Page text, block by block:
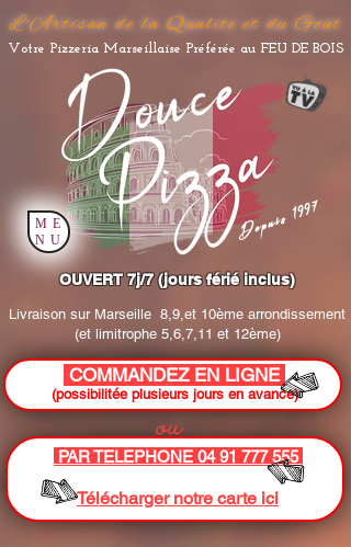
Votre Pizzeria Marseillaise Préférée au FEU DE BOIS
COMMANDEZ EN LIGNE
(possibilitée plusieurs jours en avance)
L'Artisan de la Qualité et du Goût
Depuis 1997
ou
Livraison sur Marseille 8,9,et 10ème arrondissement
(et limitrophe 5,6,7,11 et 12ème)
OUVERT 7j/7 (jours férié inclus)
PAR TELEPHONE 04 91 777 555
Télécharger notre carte ici
ME
NU